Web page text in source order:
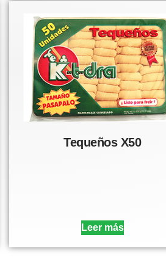
Tequeños X50
Leer más